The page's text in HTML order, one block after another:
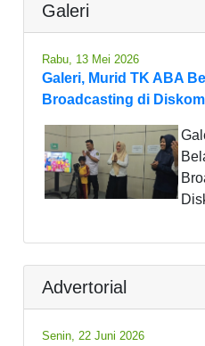
Galeri
Rabu, 13 Mei 2026
Galeri, Murid TK ABA
Broadcasting di
Advertorial
Senin, 22 Juni 2026